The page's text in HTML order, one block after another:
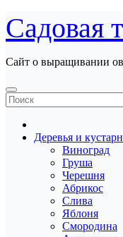
Перейти
к
содержанию
Садовая
Сайт о выращивании
Деревья и
Виноград
Груша
Черешня
Абрикос
Слива
Яблоня
Смородина